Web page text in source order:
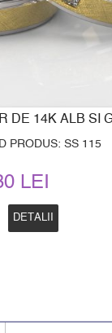
DE 14K ALB SI
PRODUS: SS 115
LEI
DETALII